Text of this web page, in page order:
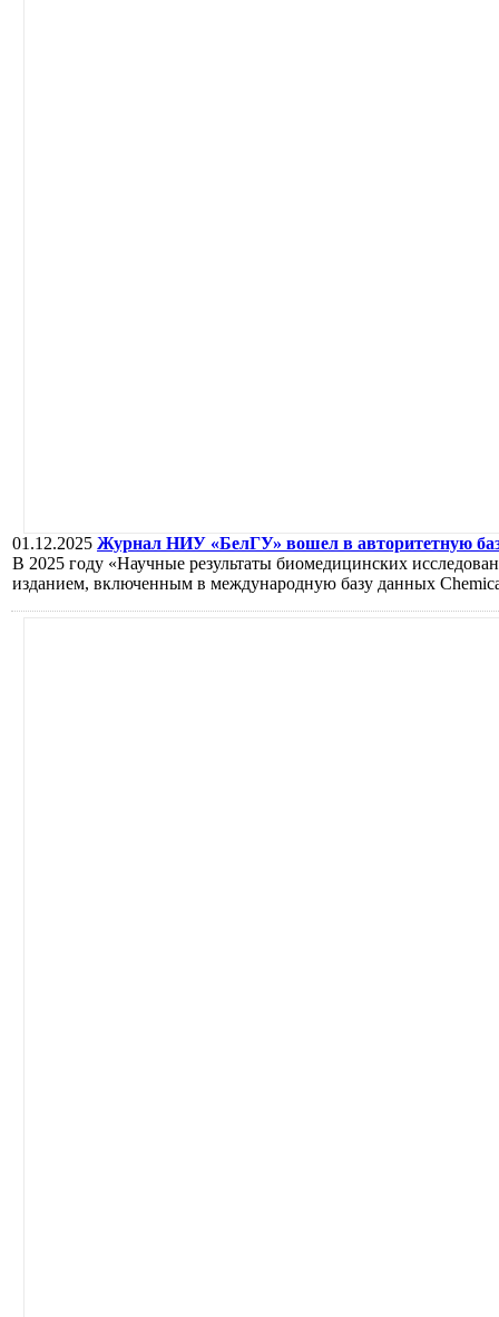
01.12.2025 Журнал НИУ «БелГУ» вошел в авторитетную
В 2025 году «Научные результаты биомедицинских
изданием, включенным в международную базу данных